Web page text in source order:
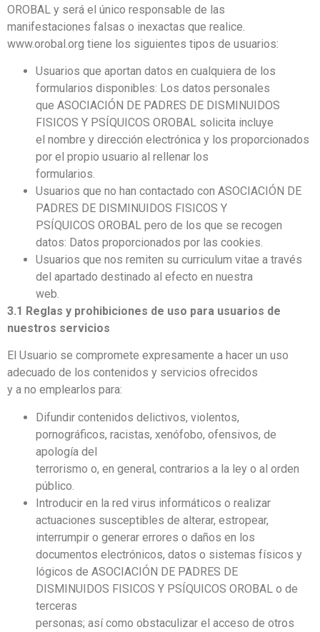
OROBAL y será el único responsable de las
manifestaciones falsas o inexactas que realice.
www.orobal.org tiene los siguientes tipos de usuarios:
Usuarios que aportan datos en cualquiera de los
formularios disponibles: Los datos personales
que ASOCIACIÓN DE PADRES DE DISMINUIDOS
FISICOS Y PSÍQUICOS OROBAL solicita incluye
el nombre y dirección electrónica y los proporcionados
por el propio usuario al rellenar los
formularios.
Usuarios que no han contactado con ASOCIACIÓN DE
PADRES DE DISMINUIDOS FISICOS Y
PSÍQUICOS OROBAL pero de los que se recogen
datos: Datos proporcionados por las cookies.
Usuarios que nos remiten su curriculum vitae a través
del apartado destinado al efecto en nuestra
web.
3.1 Reglas y prohibiciones de uso para usuarios de
nuestros servicios
El Usuario se compromete expresamente a hacer un uso
adecuado de los contenidos y servicios ofrecidos
y a no emplearlos para:
Difundir contenidos delictivos, violentos,
pornográficos, racistas, xenófobo, ofensivos, de
apología del
terrorismo o, en general, contrarios a la ley o al orden
público.
Introducir en la red virus informáticos o realizar
actuaciones susceptibles de alterar, estropear,
interrumpir o generar errores o daños en los
documentos electrónicos, datos o sistemas físicos y
lógicos de ASOCIACIÓN DE PADRES DE
DISMINUIDOS FISICOS Y PSÍQUICOS OROBAL o de
terceras
personas; así como obstaculizar el acceso de otros